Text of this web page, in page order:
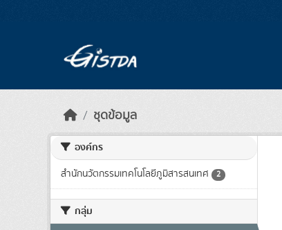
ชุดข้อมูล
องค์กร
สำนักนวัตกรรมเทคโนโลยีภูมิสารสนเทศ 2
กลุ่ม